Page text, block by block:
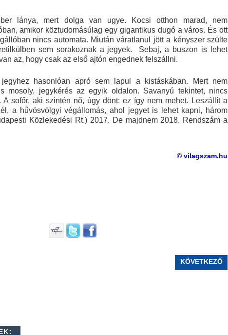
lánya, mert dolga van ugye. Kocsi otthon marad, nem
amikor köztudomásúlag egy gigantikus dugó a város. És ott
nincs automata. Miután váratlanul jött a kényszer szülte
sem sorakoznak a jegyek. Sebaj, a buszon is lehet
az, hogy csak az első ajtón engednek felszállni.
hasonlóan apró sem lapul a kistáskában. Mert nem
mosoly. jegykérés az egyik oldalon. Savanyú tekintet, nincs
A sofőr, aki szintén nő, úgy dönt: ez így nem mehet. Leszállít a
a hűvösvölgyi végállomás, ahol jegyet is lehet kapni, három
Közlekedési Rt.) 2017. De majdnem 2018. Rendszám a
© vilagszam.hu
KÖVETKEZŐ